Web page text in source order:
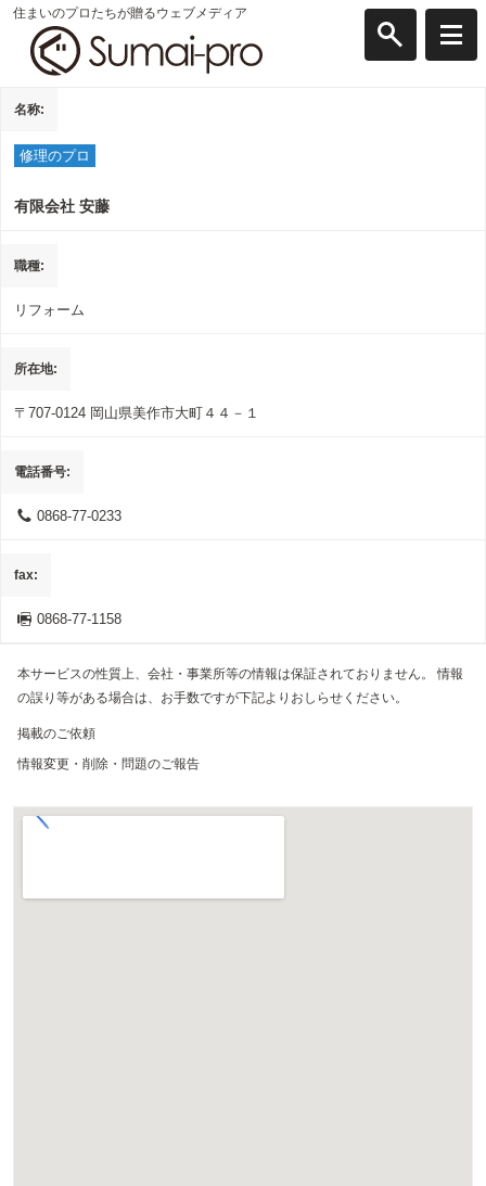
住まいのプロたちが贈るウェブメディア
名称
修理のプロ
有限会社 安藤
職種
リフォーム
所在地
〒707-0124 岡山県美作市大町４４－１
電話番号
0868-77-0233
fax
0868-77-1158
本サービスの性質上、会社・事業所等の情報は保証されておりません。 情報
の誤り等がある場合は、お手数ですが下記よりおしらせください。
掲載のご依頼
情報変更・削除・問題のご報告